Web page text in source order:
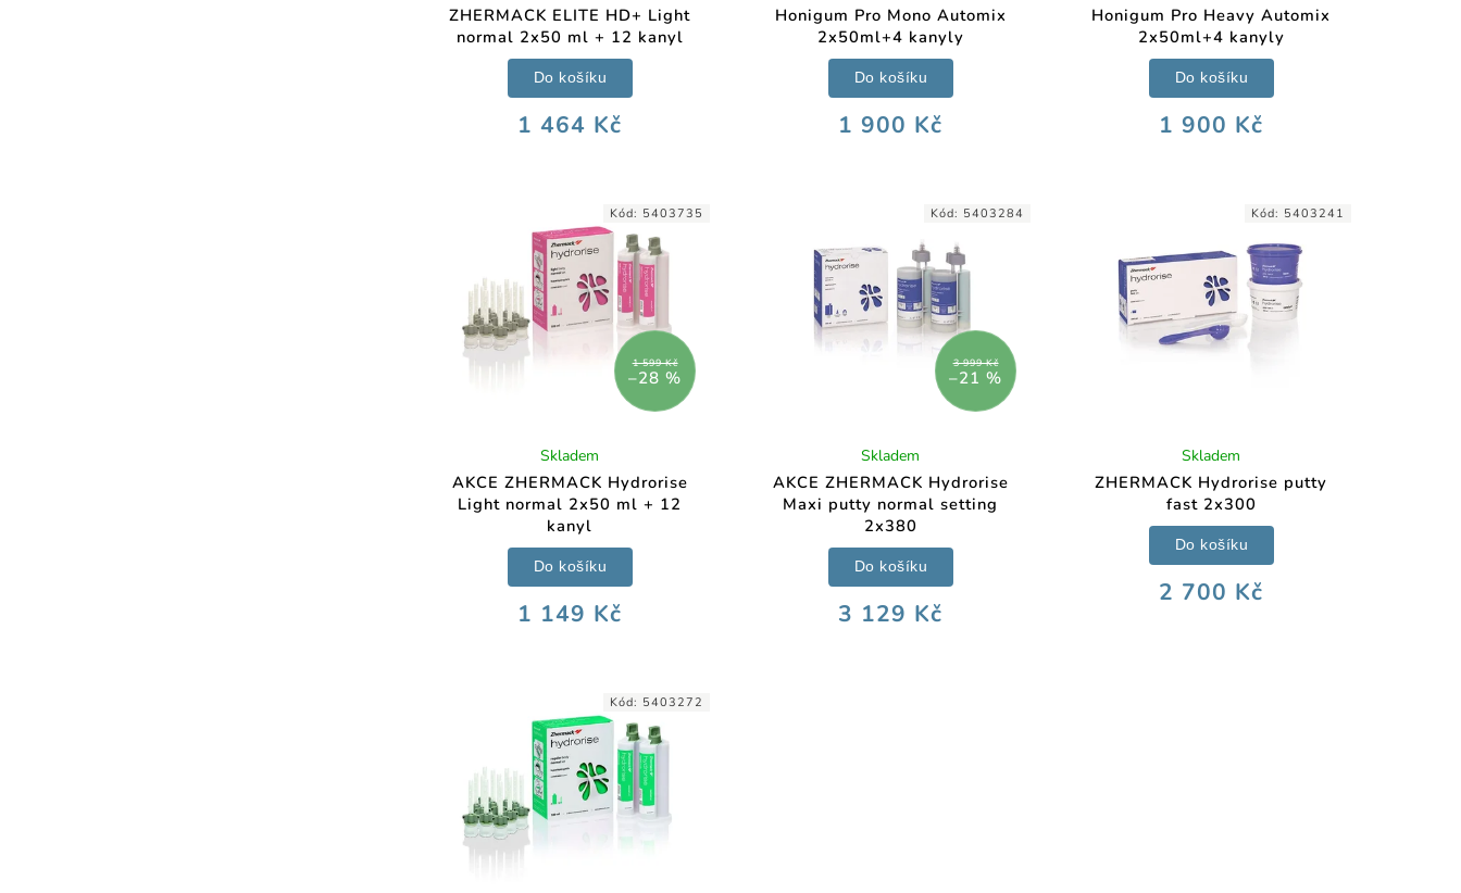
ZHERMACK ELITE HD+ Light
normal 2x50 ml + 12 kanyl
1 464 Kč
Do košíku
Honigum Pro Mono Automix
2x50ml+4 kanyly
1 900 Kč
Do košíku
Honigum Pro Heavy Automix
2x50ml+4 kanyly
1 900 Kč
Do košíku
1 599 Kč
–28 %
AKCE ZHERMACK Hydrorise
Light normal 2x50 ml + 12
kanyl
Skladem
1 149 Kč
Do košíku
Kód: 5403735
3 999 Kč
–21 %
AKCE ZHERMACK Hydrorise
Maxi putty normal setting
2x380
Skladem
3 129 Kč
Do košíku
Kód: 5403284
ZHERMACK Hydrorise putty
fast 2x300
Skladem
2 700 Kč
Do košíku
Kód: 5403241
Kód: 5403272